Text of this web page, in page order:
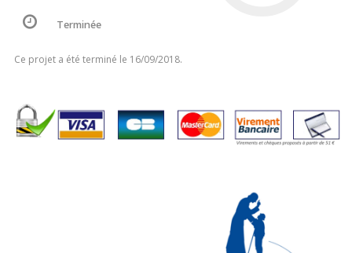
Terminée
Ce projet a été terminé le 16/09/2018.